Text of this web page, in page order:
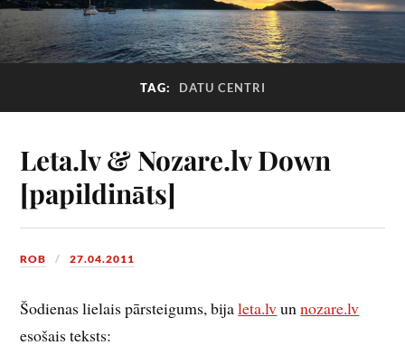
TAG: DATU CENTRI
Leta.lv & Nozare.lv Down
[papildināts]
ROB 27.04.2011
Šodienas lielais pārsteigums, bijaleta.lvunnozare.lv
esošais teksts: